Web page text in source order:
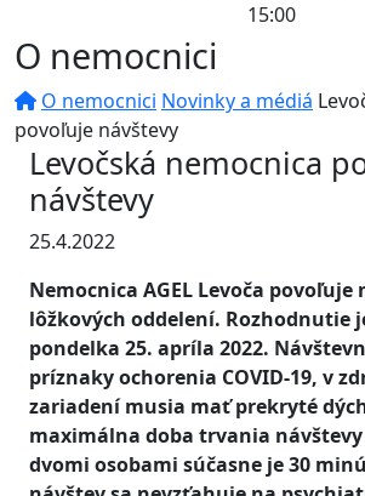
15:00
O nemocnici
O nemocnici Novinky a médiá
povoľuje návštevy
Levočská nemocnica
návštevy
25.4.2022
Nemocnica AGEL Levoča povoľuje
lôžkových oddelení. Rozhodnutie
pondelka 25. apríla 2022.
príznaky ochorenia COVID-19, v
zariadení musia mať prekryté
maximálna doba trvania
dvomi osobami súčasne je 30